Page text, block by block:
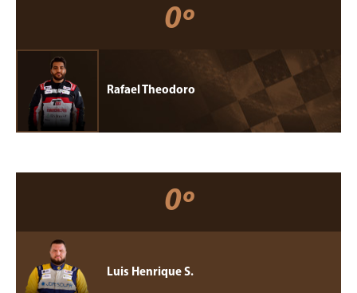
0º
Rafael Theodoro
0º
Luis Henrique S.